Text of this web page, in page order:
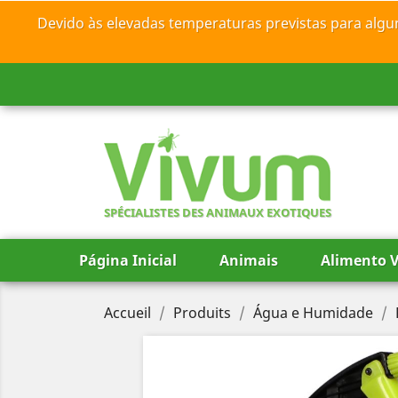
Devido às elevadas temperaturas previstas para
SPÉCIALISTES DES ANIMAUX EXOTIQUES
Página Inicial Animais Alimento
Accueil Produits Água e Humidade